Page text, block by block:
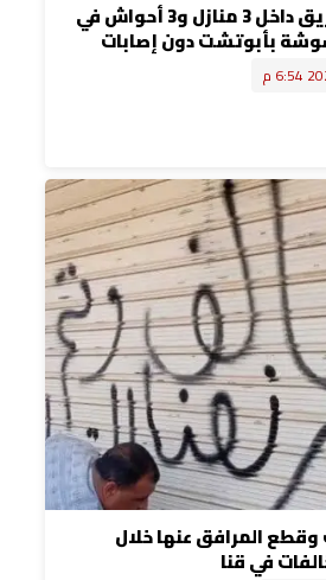
السيطرة على حريق داخل 3 منازل و3 أحواش في
بأبوتشت دون إصابات
وقطع المرافق عنها خلال
في قنا